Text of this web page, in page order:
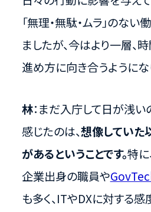
「無理・無駄・ムラ」のな
ましたが、今はより一層、
進め方に向き合うようにな
林：まだ入庁して日が浅い
感じたのは、想像していた
があるということです。特
企業出身の職員や
も多く、ITやDXに対する